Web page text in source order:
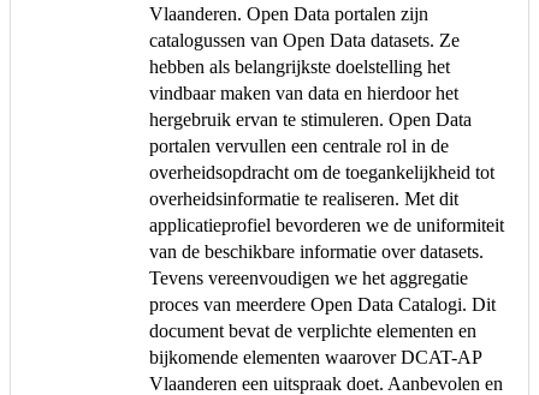
Vlaanderen. Open Data portalen zijn
catalogussen van Open Data datasets. Ze
hebben als belangrijkste doelstelling het
vindbaar maken van data en hierdoor het
hergebruik ervan te stimuleren. Open Data
portalen vervullen een centrale rol in de
overheidsopdracht om de toegankelijkheid tot
overheidsinformatie te realiseren. Met dit
applicatieprofiel bevorderen we de uniformiteit
van de beschikbare informatie over datasets.
Tevens vereenvoudigen we het aggregatie
proces van meerdere Open Data Catalogi. Dit
document bevat de verplichte elementen en
bijkomende elementen waarover DCAT-AP
Vlaanderen een uitspraak doet. Aanbevolen en